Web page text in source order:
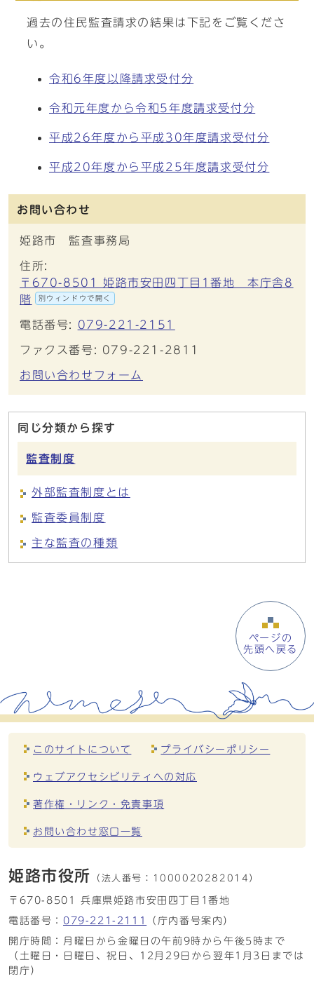
過去の住民監査請求の結果は下記をご覧くださ
い。
令和6年度以降請求受付分
令和元年度から令和5年度請求受付分
平成26年度から平成30年度請求受付分
平成20年度から平成25年度請求受付分
お問い合わせ
姫路市 監査事務局
住所:
〒670-8501 姫路市安田四丁目1番地 本庁舎8
階
別ウィンドウで開く
電話番号: 079-221-2151
ファクス番号: 079-221-2811
お問い合わせフォーム
同じ分類から探す
監査制度
外部監査制度とは
監査委員制度
主な監査の種類
ページの
先頭へ戻る
このサイトについて プライバシーポリシー
ウェブアクセシビリティへの対応
著作権・リンク・免責事項
お問い合わせ窓口一覧
姫路市役所 （法人番号： 1000020282014）
〒670-8501 兵庫県姫路市安田四丁目1番地
電話番号： 079-221-2111
（庁内番号案内）
開庁時間：月曜日から金曜日の午前9時から午後5時まで
（土曜日・日曜日、祝日、12月29日から翌年1月3日までは
閉庁）